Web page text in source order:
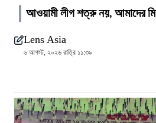
আওয়ামী লীগ শত্রু নয়, আমাদের
Lens Asia
৬ আগস্ট, ২০২৬ রাত্রি ১১:৩৯